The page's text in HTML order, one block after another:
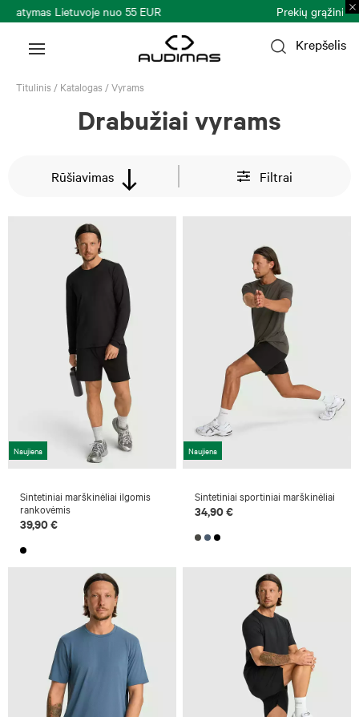
Prekių grąžinimas per 30 k. d.
Krepšelis
Titulinis / Katalogas /Vyrams
Drabužiai vyrams
Rūšiavimas Filtrai
Naujiena
Sintetiniai marškinėliai ilgomis
rankovėmis
39,90 €
Naujiena
Sintetiniai sportiniai marškinėliai
34,90 €